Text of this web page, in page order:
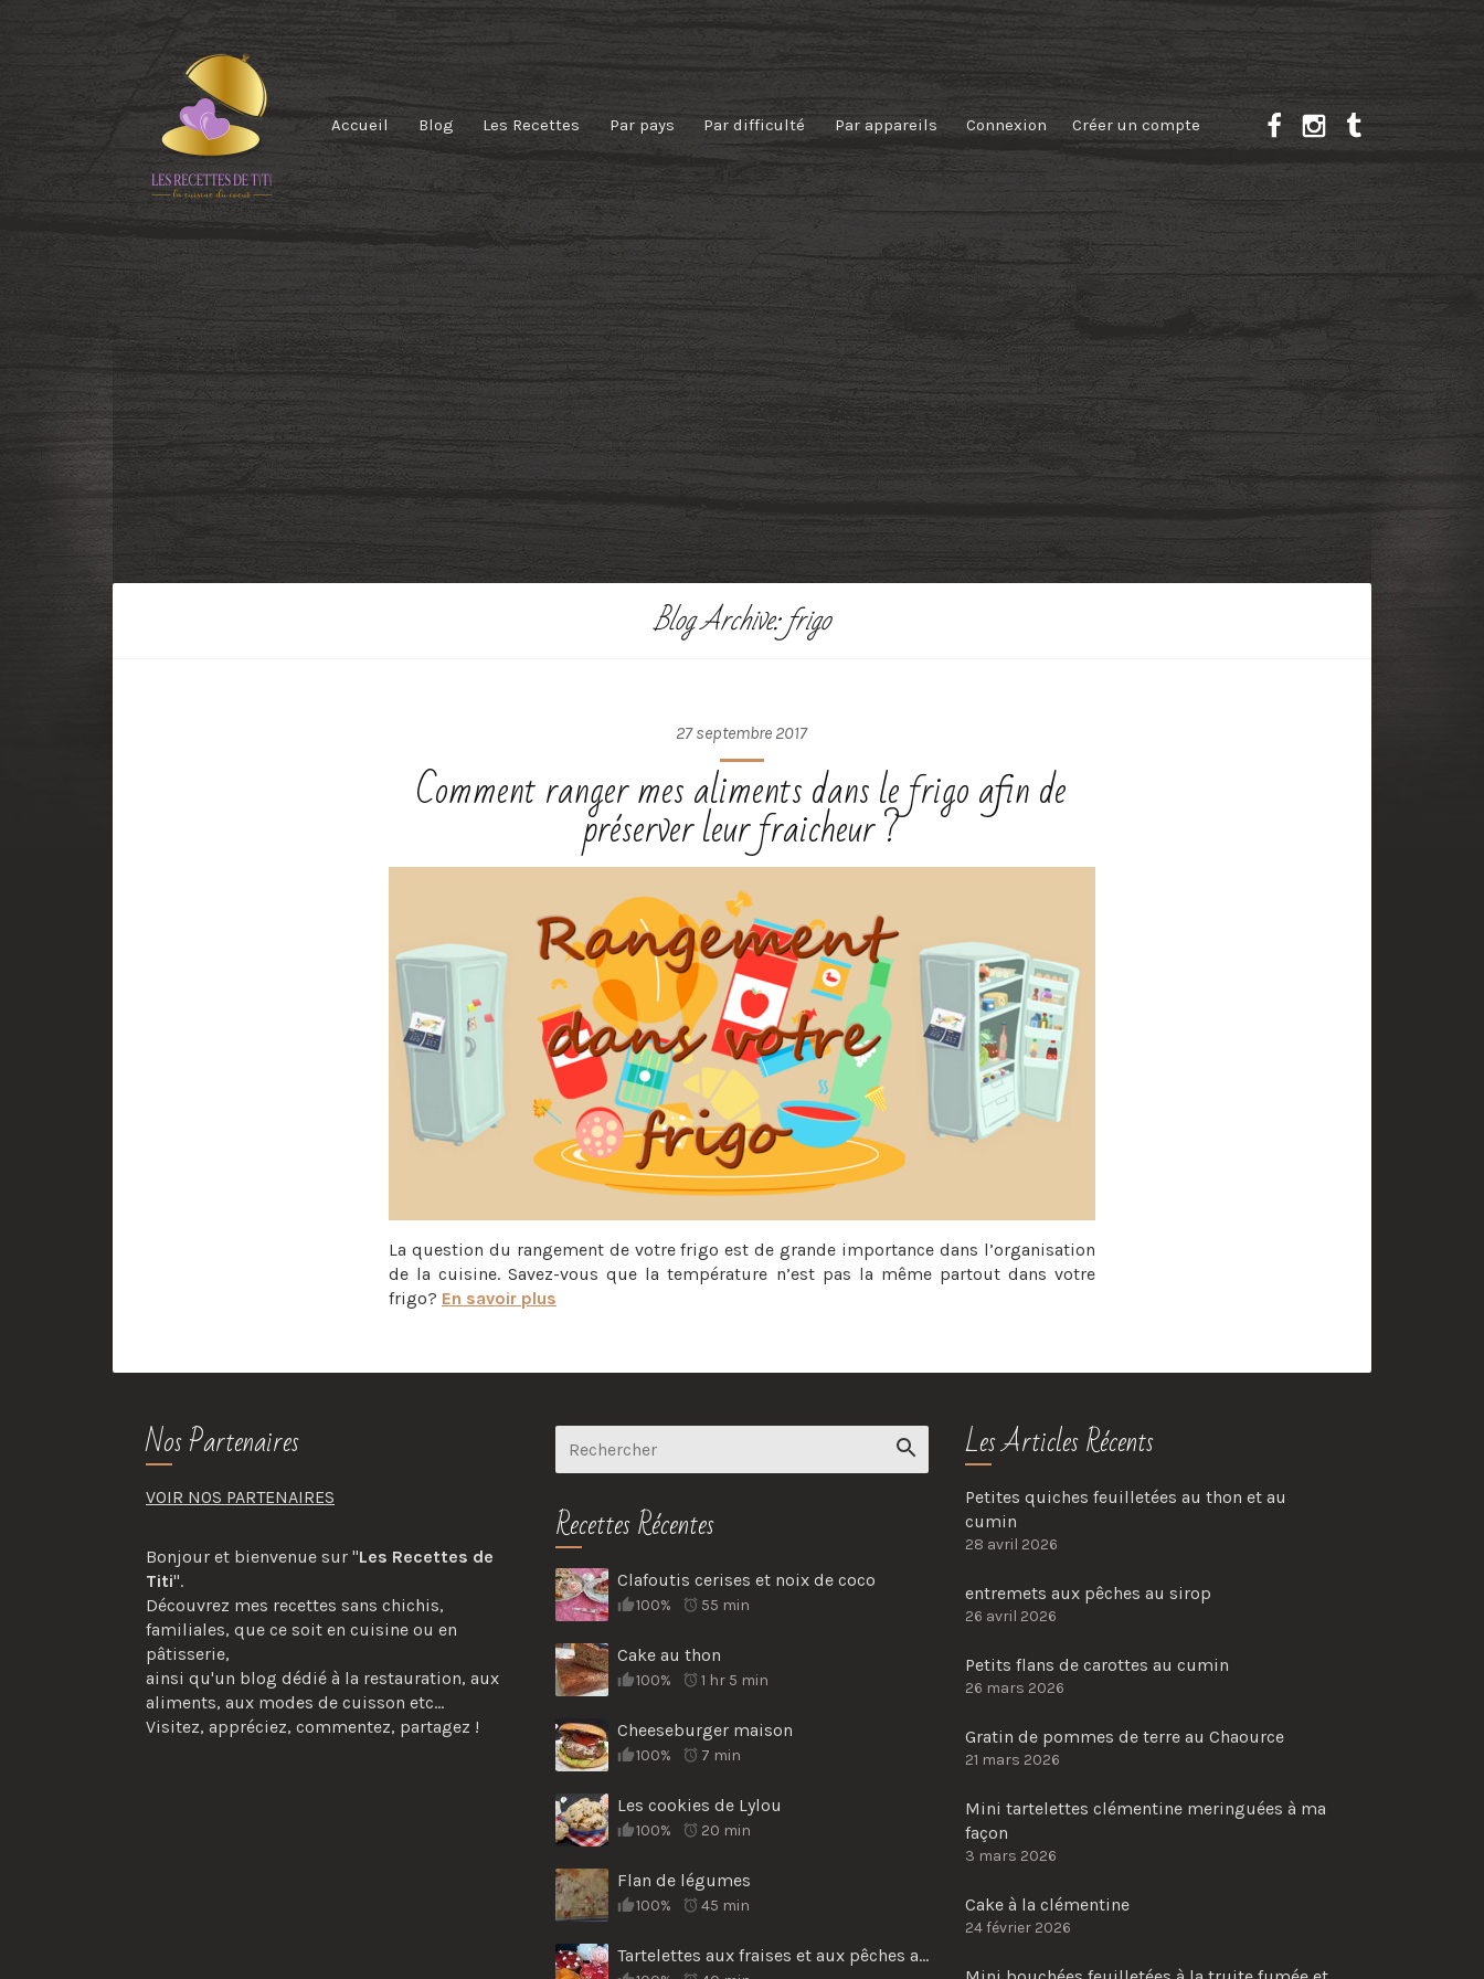
Accueil Blog Les Recettes Par pays Par difficulté Par appareils Connexion Créer un compte
Blog Archive: frigo
27 septembre 2017
Comment ranger mes aliments dans le frigo afin de
préserver leur fraicheur ?
La question du rangement de votre frigo est de grande importance dans l’organisation
de la cuisine. Savez-vous que la température n’est pas la même partout dans votre
frigo? En savoir plus
Nos Partenaires
VOIR NOS PARTENAIRES
Bonjour et bienvenue sur "Les Recettes de
Titi".
Découvrez mes recettes sans chichis,
familiales, que ce soit en cuisine ou en
pâtisserie,
ainsi qu'un blog dédié à la restauration, aux
aliments, aux modes de cuisson etc...
Visitez, appréciez, commentez, partagez !
Recettes Récentes
Clafoutis cerises et noix de coco
100% 55 min
Cake au thon
100% 1 hr 5 min
Cheeseburger maison
100% 7 min
Les cookies de Lylou
100% 20 min
Flan de légumes
100% 45 min
Tartelettes aux fraises et aux pêches au sirop
Les Articles Récents
Petites quiches feuilletées au thon et au
cumin
28 avril 2026
entremets aux pêches au sirop
26 avril 2026
Petits flans de carottes au cumin
26 mars 2026
Gratin de pommes de terre au Chaource
21 mars 2026
Mini tartelettes clémentine meringuées à ma
façon
3 mars 2026
Cake à la clémentine
24 février 2026